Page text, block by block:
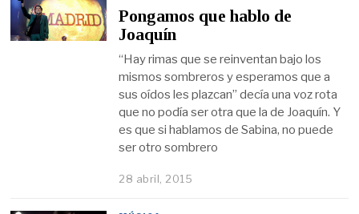
Pongamos que hablo de
Joaquín
“Hay rimas que se reinventan bajo los
mismos sombreros y esperamos que a
sus oídos les plazcan” decía una voz rota
que no podía ser otra que la de Joaquín. Y
es que si hablamos de Sabina, no puede
ser otro sombrero
28 abril, 2015